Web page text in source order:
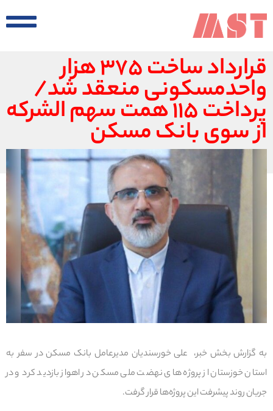
قرارداد ساخت ۳۷۵ هزار
واحدمسکونی منعقد شد/
پرداخت ۱۱۵ همت سهم الشرکه
از سوی بانک مسکن
به گزارش بخش خبر، علی خورسندیان مدیرعامل بانک مسکن در سفر به
استان خوزستان از پروژه های نهضت ملی مسکن در اهواز بازدید کرد و در
جریان روند پیشرفت این پروژه‌ها قرار گرفت.